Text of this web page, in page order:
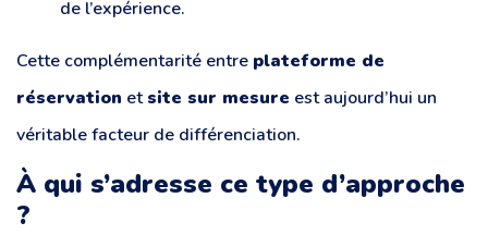
de l’expérience.
Cette complémentarité entre plateforme de
réservation etsite sur mesure est aujourd’hui un
véritable facteur de différenciation.
À qui s’adresse ce type d’approche
?